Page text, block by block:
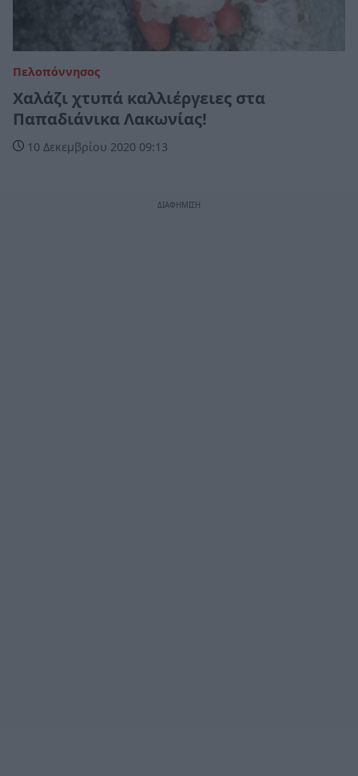
Πελοπόννησος
Χαλάζι χτυπά καλλιέργειες στα
Παπαδιάνικα Λακωνίας!
10 Δεκεμβρίου 2020 09:13